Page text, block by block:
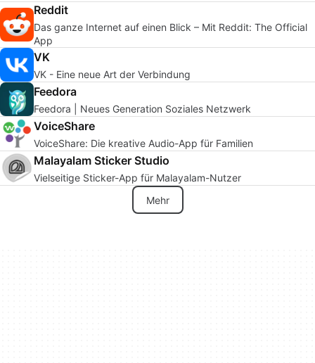
Reddit
Das ganze Internet auf einen Blick – Mit Reddit: The Official
App
VK
VK - Eine neue Art der Verbindung
Feedora
Feedora | Neues Generation Soziales Netzwerk
VoiceShare
VoiceShare: Die kreative Audio-App für Familien
Malayalam Sticker Studio
Vielseitige Sticker-App für Malayalam-Nutzer
Mehr